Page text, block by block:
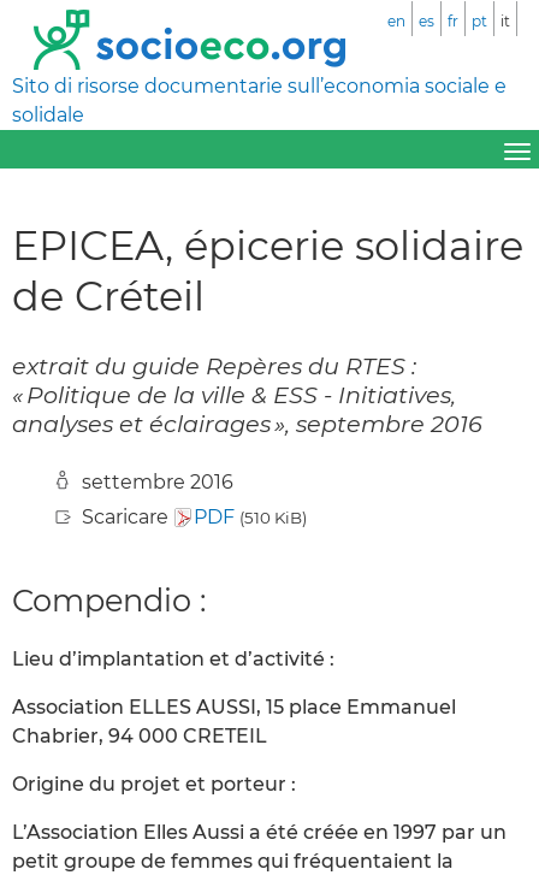
Sito di risorse documentarie sull’economia sociale e
solidale
en es fr pt it
EPICEA, épicerie solidaire
de Créteil
extrait du guide Repères du RTES :
« Politique de la ville & ESS - Initiatives,
analyses et éclairages », septembre 2016
settembre 2016
Scaricare
PDF (510 KiB)
Compendio :
Lieu d’implantation et d’activité :
Association ELLES AUSSI, 15 place Emmanuel
Chabrier, 94 000 CRETEIL
Origine du projet et porteur :
L’Association Elles Aussi a été créée en 1997 par un
petit groupe de femmes qui fréquentaient la